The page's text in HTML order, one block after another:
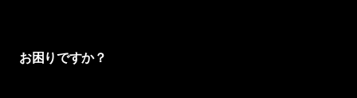
お困りですか？